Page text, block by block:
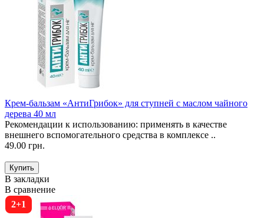
Крем-бальзам «АнтиГрибок» для ступней с маслом чайного
дерева 40 мл
Рекомендации к использованию: применять в качестве
внешнего вспомогательного средства в комплексе ..
49.00 грн.
В закладки
В сравнение
2+1